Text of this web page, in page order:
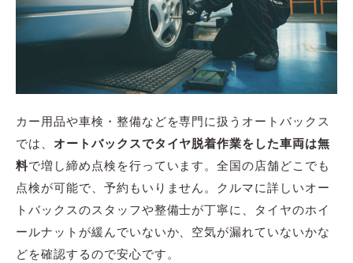
カー用品や車検・整備などを専門に扱うオートバックス
では、 オートバックスでタイヤ脱着作業をした車両は無
料で増し締め点検を行っています。全国の店舗どこでも
点検が可能で、予約もいりません。クルマに詳しいオー
トバックスのスタッフや整備士が丁寧に、タイヤのホイ
ールナットが緩んでいないか、空気が漏れていないかな
どを確認するので安心です。